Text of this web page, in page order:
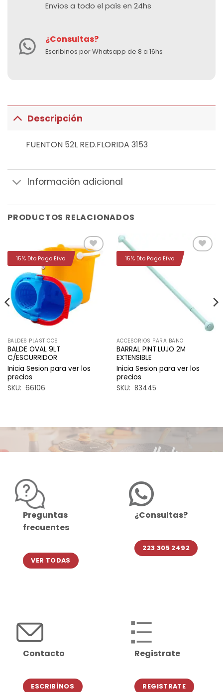
Envíos a todo el país en 24hs
¿Consultas?
Escribinos por Whatsapp de 8 a 16hs
Descripción
FUENTON 52L RED.FLORIDA 3153
Información adicional
PRODUCTOS RELACIONADOS
Añadir
a la
lista de
deseos
BALDES PLASTICOS
BALDE OVAL 9LT
C/ESCURRIDOR
Inicia Sesion para ver los
precios
SKU: 66106
15% Dto Pago Efvo
ACCESORIOS PARA BANO
BARRAL PINT.LUJO 2M
EXTENSIBLE
Inicia Sesion para ver los
precios
SKU: 83445
15% Dto Pago Efvo
Preguntas
frecuentes
VER TODAS
¿Consultas?
223 305 2492
Contacto
ESCRIBÍNOS
Registrate
REGISTRATE